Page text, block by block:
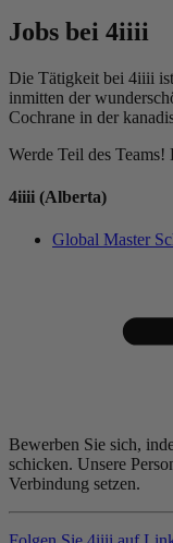
Jobs bei 4iiii
Die Tätigkeit bei 4iiii
inmitten der
Cochrane in der
Werde Teil des
4iiii (Alberta)
Global Master
Bewerben Sie sich,
schicken. Unsere
Verbindung setzen.